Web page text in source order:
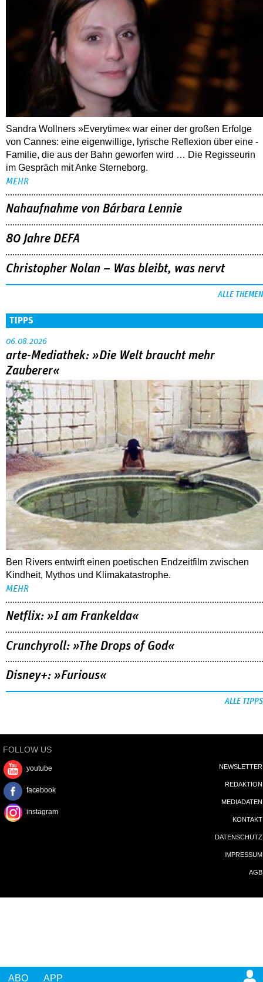
ABO APP
Interview mit Sandra Wollner
Sandra Wollners »Everytime« war einer der großen Erfolge
Familie, die aus der Bahn geworfen wird … Die Regisseurin
im Gespräch mit Anke Sterneborg.
MEHR
80 Jahre DEFA
Christopher Nolan – Was bleibt, was nervt
ALLE THEMEN
TIPPS
06.08.2026
arte-Mediathek: »Die Welt braucht mehr
Zauberer«
Ben Rivers entwirft einen poetischen Endzeitfilm zwischen
Kindheit, Mythos und Klimakatastrophe.
MEHR
Crunchyroll: »The Drops of God«
Disney+: »Furious«
instagram
NEWSLETTER
REDAKTION